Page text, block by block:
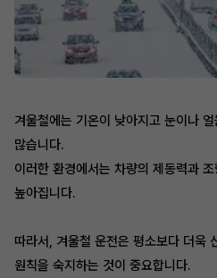
겨울철에는 기온이 낮아지고 눈이나
많습니다.
이러한 환경에서는 차량의 제동력과
높아집니다.
따라서, 겨울철 운전은 평소보다 더욱
원칙을 숙지하는 것이 중요합니다.